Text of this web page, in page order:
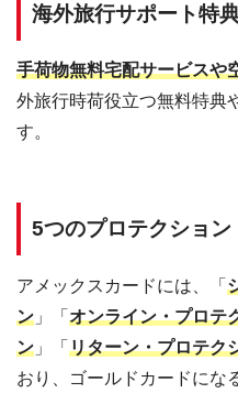
海外旅行サポート特
手荷物無料宅配サービスや
外旅行時荷役立つ無料特典
す。
5つのプロテクション
アメックスカードには、「
ン 」「 オンライン・プロテ
ン 」「 リターン・プロテク
おり、ゴールドカードにな